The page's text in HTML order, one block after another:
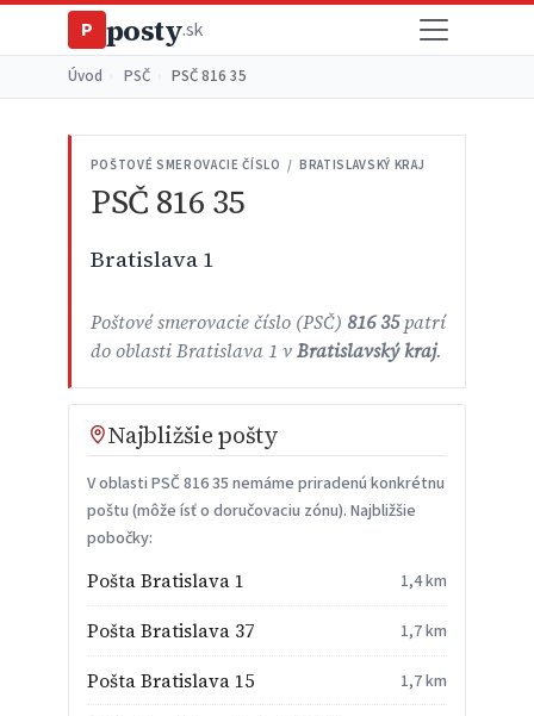
P posty.sk
Úvod PSČ PSČ 816 35
POŠTOVÉ SMEROVACIE ČÍSLO / BRATISLAVSKÝ KRAJ
PSČ 816 35
Bratislava 1
Poštové smerovacie číslo (PSČ) 816 35patrí
do oblasti Bratislava 1 vBratislavský kraj.
Najbližšie pošty
V oblasti PSČ 816 35 nemáme priradenú konkrétnu
poštu (môže ísť o doručovaciu zónu). Najbližšie
pobočky:
Pošta Bratislava 1 1,4 km
Pošta Bratislava 37 1,7 km
Pošta Bratislava 15 1,7 km